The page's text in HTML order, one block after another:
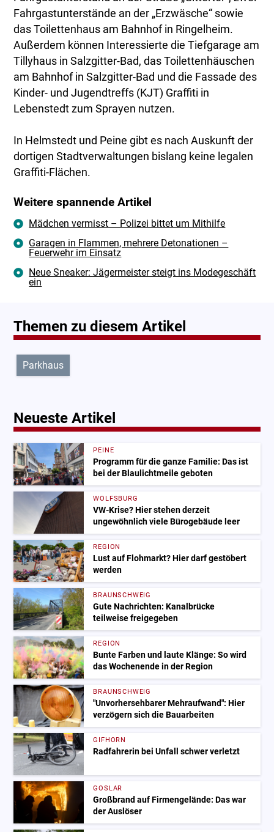
Fahrgastunterstände an der „Erzwäsche“ sowie
das Toilettenhaus am Bahnhof in Ringelheim.
Außerdem können Interessierte die Tiefgarage am
Tillyhaus in Salzgitter-Bad, das Toilettenhäuschen
am Bahnhof in Salzgitter-Bad und die Fassade des
Kinder- und Jugendtreffs (KJT) Graffiti in
Lebenstedt zum Sprayen nutzen.
In Helmstedt und Peine gibt es nach Auskunft der
dortigen Stadtverwaltungen bislang keine legalen
Graffiti-Flächen.
Weitere spannende Artikel
Mädchen vermisst – Polizei bittet um Mithilfe
Garagen in Flammen, mehrere Detonationen –
Feuerwehr im Einsatz
Neue Sneaker: Jägermeister steigt ins Modegeschäft
ein
Themen zu diesem Artikel
Parkhaus
Neueste Artikel
PEINE
Programm für die ganze Familie: Das ist
bei der Blaulichtmeile geboten
WOLFSBURG
VW-Krise? Hier stehen derzeit
ungewöhnlich viele Bürogebäude leer
REGION
Lust auf Flohmarkt? Hier darf gestöbert
werden
BRAUNSCHWEIG
Gute Nachrichten: Kanalbrücke
teilweise freigegeben
REGION
Bunte Farben und laute Klänge: So wird
das Wochenende in der Region
BRAUNSCHWEIG
"Unvorhersehbarer Mehraufwand": Hier
verzögern sich die Bauarbeiten
GIFHORN
Radfahrerin bei Unfall schwer verletzt
GOSLAR
Großbrand auf Firmengelände: Das war
der Auslöser